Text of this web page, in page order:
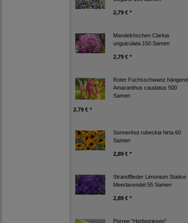
2,79 € *
Mandelröschen Clarkia
unguiculata 150 Samen
2,79 € *
Roter Fuchsschwanz hängend
Amaranthus caudatus 500
Samen
2,79 € *
Sonnenhut rubeckia hirta 60
Samen
2,89 € *
Strandflieder Limonium Statice
Meerlavendel 55 Samen
2,89 € *
Porree "Herbstriesen"